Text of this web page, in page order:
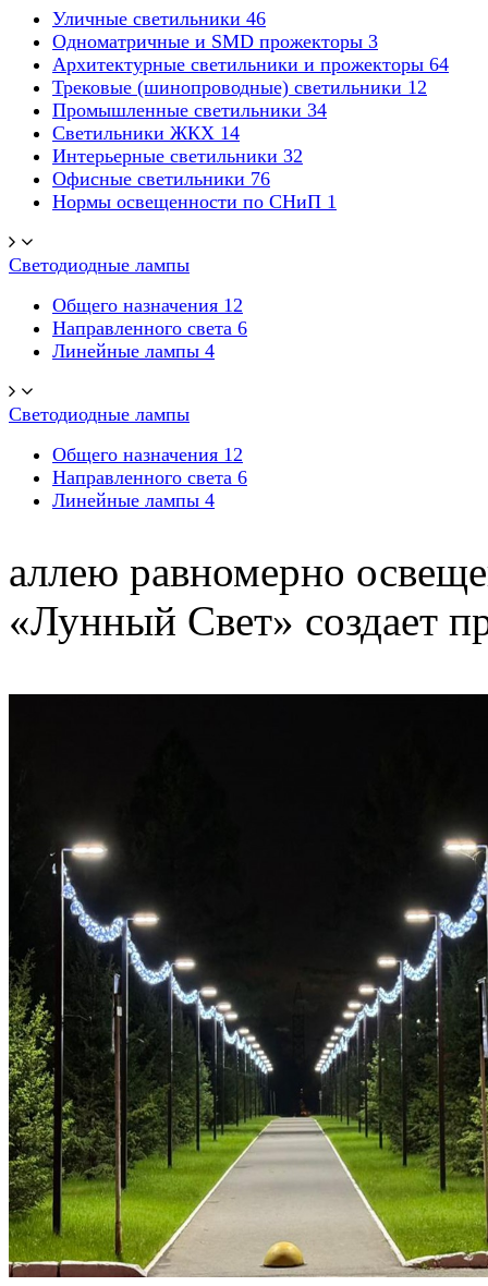
Уличные светильники 46
Одноматричные и SMD прожекторы 3
Архитектурные светильники и прожекторы 64
Трековые (шинопроводные) светильники 12
Промышленные светильники 34
Светильники ЖКХ 14
Интерьерные светильники 32
Офисные светильники 76
Нормы освещенности по СНиП 1
Светодиодные лампы
Общего назначения 12
Направленного света 6
Линейные лампы 4
Светодиодные лампы
Общего назначения 12
Направленного света 6
Линейные лампы 4
аллею равномерно
«Лунный Свет» создает